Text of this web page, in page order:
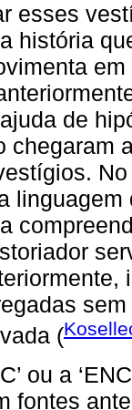
esses
história
de
chegaram
(
ou a
fontes